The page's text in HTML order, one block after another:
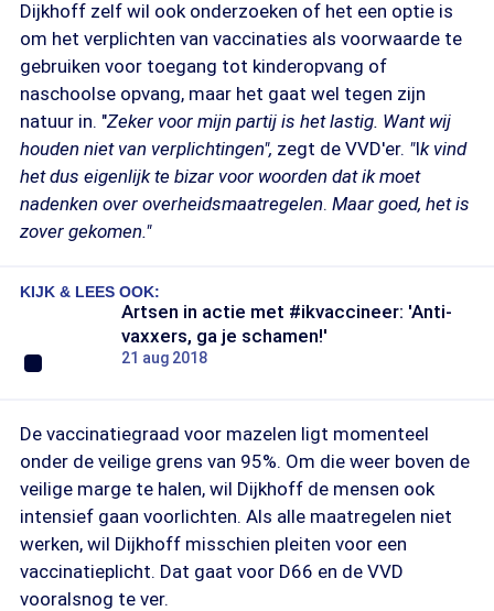
Dijkhoff zelf wil ook onderzoeken of het een optie is
om het verplichten van vaccinaties als voorwaarde te
gebruiken voor toegang tot kinderopvang of
naschoolse opvang, maar het gaat wel tegen zijn
natuur in. "Zeker voor mijn partij is het lastig. Want wij
houden niet van verplichtingen", zegt de VVD'er. "Ik vind
het dus eigenlijk te bizar voor woorden dat ik moet
nadenken over overheidsmaatregelen. Maar goed, het is
zover gekomen."
KIJK & LEES OOK:
Artsen in actie met #ikvaccineer: 'Anti-
vaxxers, ga je schamen!'
21 aug 2018
De vaccinatiegraad voor mazelen ligt momenteel
onder de veilige grens van 95%. Om die weer boven de
veilige marge te halen, wil Dijkhoff de mensen ook
intensief gaan voorlichten. Als alle maatregelen niet
werken, wil Dijkhoff misschien pleiten voor een
vaccinatieplicht. Dat gaat voor D66 en de VVD
vooralsnog te ver.